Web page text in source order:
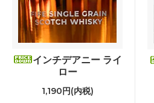
インチデアニー ライ
ロー
1,190円(内税)